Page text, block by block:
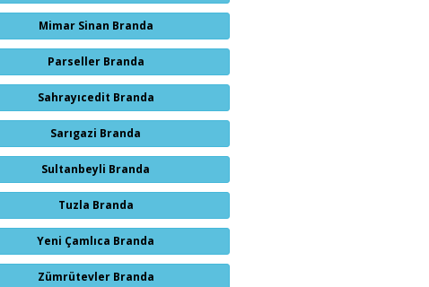
Mimar Sinan Branda
Parseller Branda
Sahrayıcedit Branda
Sarıgazi Branda
Sultanbeyli Branda
Tuzla Branda
Yeni Çamlıca Branda
Zümrütevler Branda